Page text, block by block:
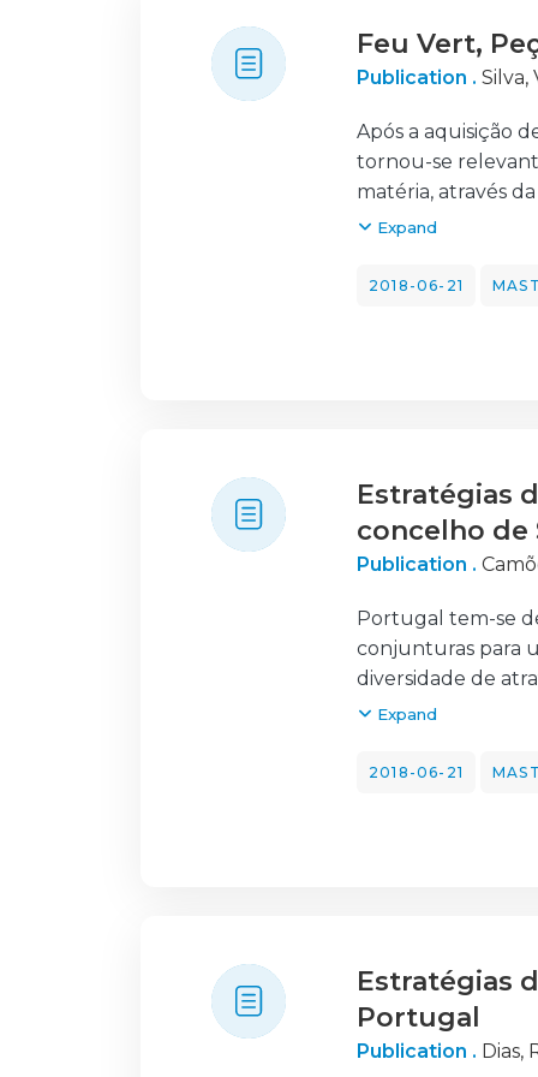
de casa, a adição
processos passa
Pode concluir-se
até à forma como
leva à sua
Feu Vert,
Publication . Silva,
Após a aquisição
tornou-se
matéria, através
O presente
Acessórios
como objetivo
funcional dos
Produto.
Expand
2018-06-21
Estratégias
concelho de
Publication .
Portugal tem-se
conjunturas para
diversidade de
Baixo Alentejo
desenvolvimento
Para se obter
interna e projetos
para dinamizar e
Expand
2018-06-21
Estratégias
Portugal
Publication . Dias,